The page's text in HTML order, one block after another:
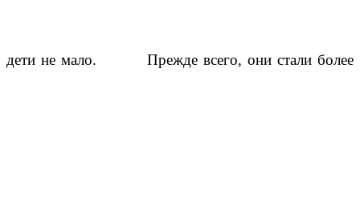
дети не мало. Прежде всего, они стали более